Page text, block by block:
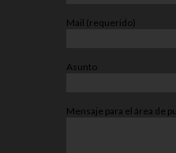
Mail (requerido)
Asunto
Mensaje para el área de